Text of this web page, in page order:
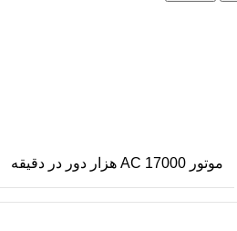
موتور AC 17000 هزار دور در دقیقه